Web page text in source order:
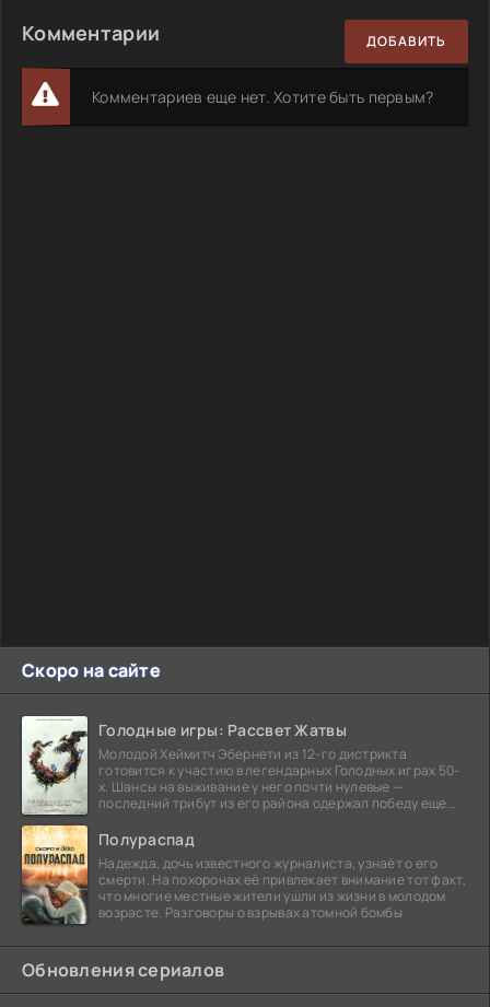
Скоро на сайте
Голодные игры: Рассвет Жатвы
Молодой Хеймитч Эбернети из 12-го дистрикта
готовится к участию в легендарных Голодных играх 50-
х. Шансы на выживание у него почти нулевые —
последний трибут из его района одержал победу еще
Полураспад
Надежда, дочь известного журналиста, узнаёт о его
смерти. На похоронах её привлекает внимание тот факт,
что многие местные жители ушли из жизни в молодом
возрасте. Разговоры о взрывах атомной бомбы
Обновления сериалов
Комментарии ДОБАВИТЬ
Комментариев еще нет. Хотите быть первым?